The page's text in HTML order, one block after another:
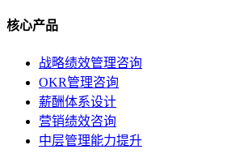
核心产品
战略绩效管理咨询
OKR管理咨询
薪酬体系设计
营销绩效咨询
中层管理能力提升